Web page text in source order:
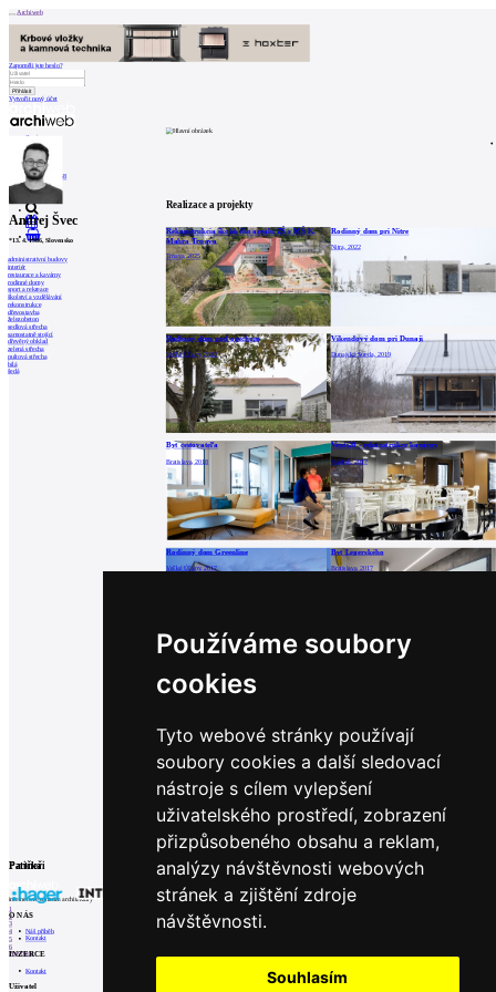
Používáme soubory
cookies
Tyto webové stránky používají
soubory cookies a další sledovací
nástroje s cílem vylepšení
uživatelského prostředí, zobrazení
přizpůsobeného obsahu a reklam,
analýzy návštěvnosti webových
stránek a zjištění zdroje
návštěvnosti.
Souhlasím
Archiweb
Zapoměli jste heslo?
Vytvořit nový účet
Zprávy
Architekti
Stavby
Katalog
E-shop
Burza práce
158
en
0
Andrej Švec
*13. 4. 1986, Slovensko
administrativní budovy
interiér
restaurace a kavárny
rodinné domy
sport a rekreace
školství a vzdělávání
rekonstrukce
dřevostavba
železobeton
sedlová střecha
samostatně stojící
dřevěný obklad
zelená střecha
pultová střecha
bílá
šedá
Realizace a projekty
Rekonštrukcia školského areálu ZŠ s MŠ K.
Mahra Trnava
Trnava, 2025
Rodinný dom pri Nitre
Nitra, 2022
Rodinný dom pod orechom
Veľké Úľany, 2022
Víkendový dom pri Dunaji
Dunajská Streda, 2019
Byt cestovateľa
Bratislava, 2018
Venti20 - rekonstrukce kavárny
Svidník, 2017
Rodinný dom Greenline
Veľké Úľany, 2017
Byt Legerského
Bratislava, 2017
Veľké Úľany, 2016
Rekonštrukcia bytu Ružinov
Rekonštrukcia administratívnej časti firmy
Kluž, 2015
Partneři
1
2
3
4
5
6
PrevNext
Patička
internetové centrum architektury
O NÁS
Náš příběh
Kontakt
INZERCE
Kontakt
Uživatel